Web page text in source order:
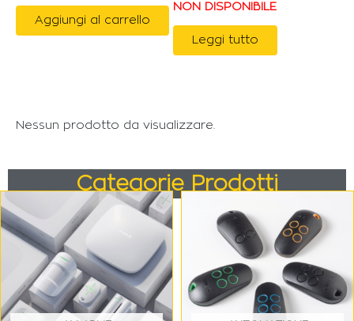
Aggiungi al carrello
NON DISPONIBILE
Leggi tutto
Nessun prodotto da visualizzare.
Categorie Prodotti